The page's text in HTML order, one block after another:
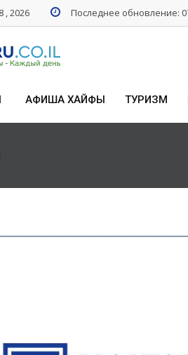
, 2026 Последнее обновление:
АФИША ХАЙФЫ ТУРИЗМ